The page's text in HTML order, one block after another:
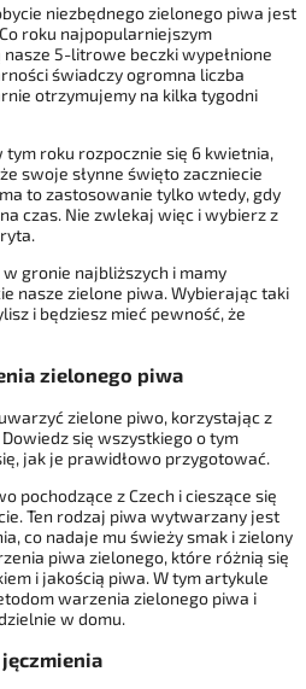
niezbędnego zielonego piwa jest
roku najpopularniejszym
5-litrowe beczki wypełnione
świadczy ogromna liczba
otrzymujemy na kilka tygodni
roku rozpocznie się 6 kwietnia,
swoje słynne święto zaczniecie
to zastosowanie tylko wtedy, gdy
czas. Nie zwlekaj więc i wybierz z
gronie najbliższych i mamy
nasze zielone piwa. Wybierając taki
i będziesz mieć pewność, że
zielonego piwa
zielone piwo, korzystając z
się wszystkiego o tym
jak je prawidłowo przygotować.
pochodzące z Czech i cieszące się
Ten rodzaj piwa wytwarzany jest
co nadaje mu świeży smak i zielony
piwa zielonego, które różnią się
i jakością piwa. W tym artykule
warzenia zielonego piwa i
w domu.